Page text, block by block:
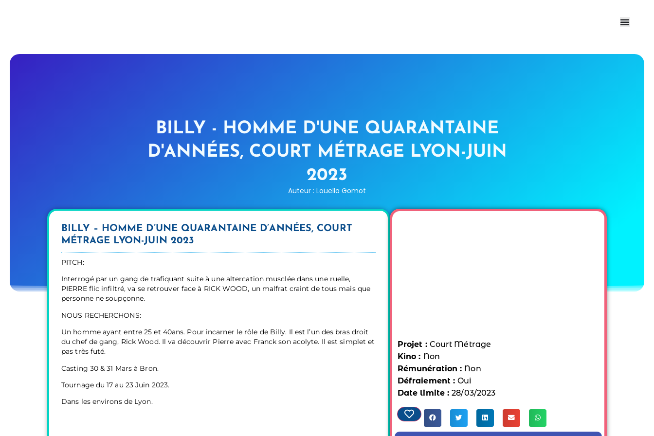
BILLY - HOMME D'UNE QUARANTAINE
D'ANNÉES, COURT MÉTRAGE LYON-JUIN
2023
Auteur : Louella Gomot
BILLY – HOMME D’UNE QUARANTAINE D’ANNÉES, COURT
MÉTRAGE LYON-JUIN 2023
PITCH:
Interrogé par un gang de trafiquant suite à une altercation musclée dans une ruelle,
PIERRE flic infiltré, va se retrouver face à RICK WOOD, un malfrat craint de tous mais que
personne ne soupçonne.
NOUS RECHERCHONS:
Un homme ayant entre 25 et 40ans. Pour incarner le rôle de Billy. Il est l’un des bras droit
du chef de gang, Rick Wood. Il va découvrir Pierre avec Franck son acolyte. Il est simplet et
pas très futé.
Casting 30 & 31 Mars à Bron.
Tournage du 17 au 23 Juin 2023.
Dans les environs de Lyon.
Projet : Court Métrage
Kino : Non
Rémunération : Non
Défraiement :Oui
Date limite :28/03/2023